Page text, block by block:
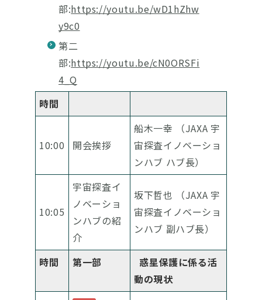
部:https://youtu.be/wD1hZhw
y9c0
第二
部:https://youtu.be/cN0ORSFi
4_Q
時間
10:00 開会挨拶
船木一幸 （JAXA 宇
宙探査イノベーショ
ンハブ ハブ長）
10:05
宇宙探査イ
ノベーショ
ンハブの紹
介
坂下哲也 （JAXA 宇
宙探査イノベーショ
ンハブ 副ハブ長）
時間 第一部
惑星保護に係る活
動の現状